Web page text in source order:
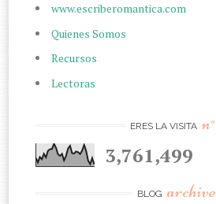
www.escriberomantica.com
Quienes Somos
Recursos
Lectoras
ERES LA VISITA n°
3,761,499
BLOG archive